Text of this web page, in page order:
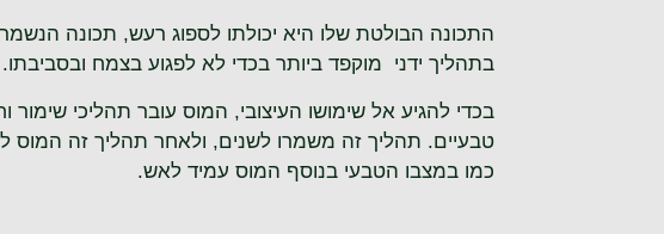
התכונה הבולטת שלו היא יכולתו לספוג רעש, תכונה
בתהליך ידני מוקפד ביותר בכדי לא לפגוע בצמח ובסביבתו.
בכדי להגיע אל שימושו העיצובי, המוס עובר תהליכי שימור
טבעיים. תהליך זה משמרו לשנים, ולאחר תהליך זה המוס
כמו במצבו הטבעי בנוסף המוס עמיד לאש.